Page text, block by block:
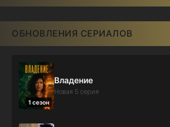
ОБНОВЛЕНИЯ СЕРИАЛОВ
1 сезон
Владение
Новая 5 серия